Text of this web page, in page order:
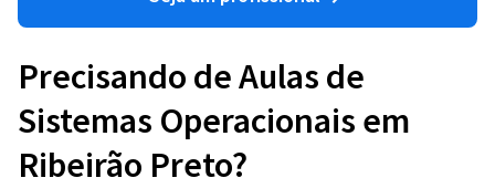
Precisando de Aulas de
Sistemas Operacionais em
Ribeirão Preto?